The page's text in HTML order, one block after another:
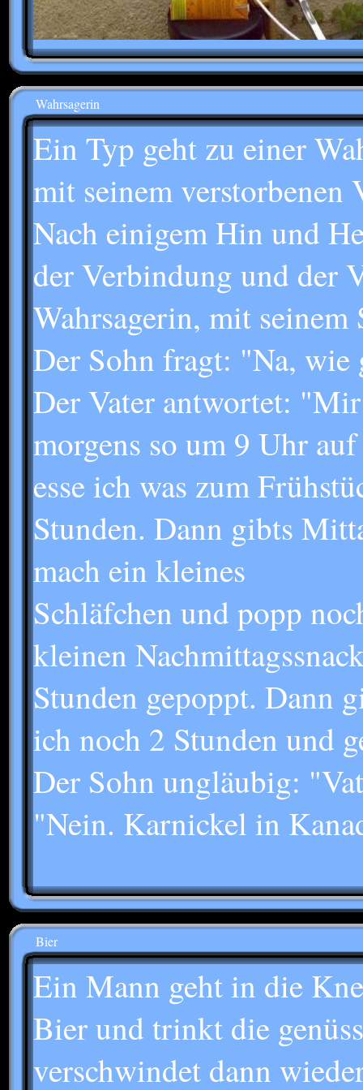
Wahrsagerin
Ein Typ geht zu einer
mit seinem verstorbenen
Nach einigem Hin und
der Verbindung und der
Wahrsagerin, mit seinem
Der Sohn fragt: "Na, wie
Der Vater antwortet: "Mir
morgens so um 9 Uhr
esse ich was zum
Stunden. Dann gibts
mach ein kleines
Schläfchen und popp
kleinen
Stunden gepoppt. Dann
ich noch 2 Stunden und
Der Sohn ungläubig:
"Nein. Karnickel in
Bier
Ein Mann geht in die
Bier und trinkt die
verschwindet dann